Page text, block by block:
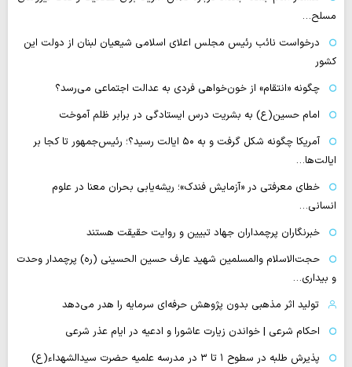
مسلح…
درخواست نائب رئیس مجلس اعلای اسلامی شیعیان لبنان از دولت این
کشور
چگونه «انتقام» از خون‌خواهی فردی به عدالت اجتماعی می‌رسد؟
امام حسین(ع) به بشریت درس ایستادگی در برابر ظلم آموخت
آمریکا چگونه شکل گرفت و به ۵۰ ایالت رسید؟؛ رئیس‌جمهور تا کجا بر
ایالت‌ها…
خطای معرفتی در «آزمایش فندک»؛ ریشه‌یابی بحران معنا در علوم
انسانی…
خبرنگاران پرچمداران جهاد تبیین و روایت حقیقت هستند
حجت‌الاسلام والمسلمین شهید عارف حسین الحسینی (ره) پرچمدار وحدت
و بیداری…
تولید اثر مذهبی بدون پژوهش حرفه‌ای سرمایه را هدر می‌دهد
احکام شرعی | خواندن زیارت عاشورا و ادعیه در ایام عذر شرعی
پذیرش طلبه در سطوح ۱ تا ۳ در مدرسه علمیه حضرت سیدالشهداء(ع)